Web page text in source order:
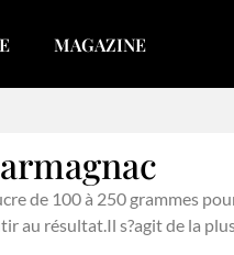
MAGAZINE
de 100 à 250 grammes
au résultat.Il s?agit de la